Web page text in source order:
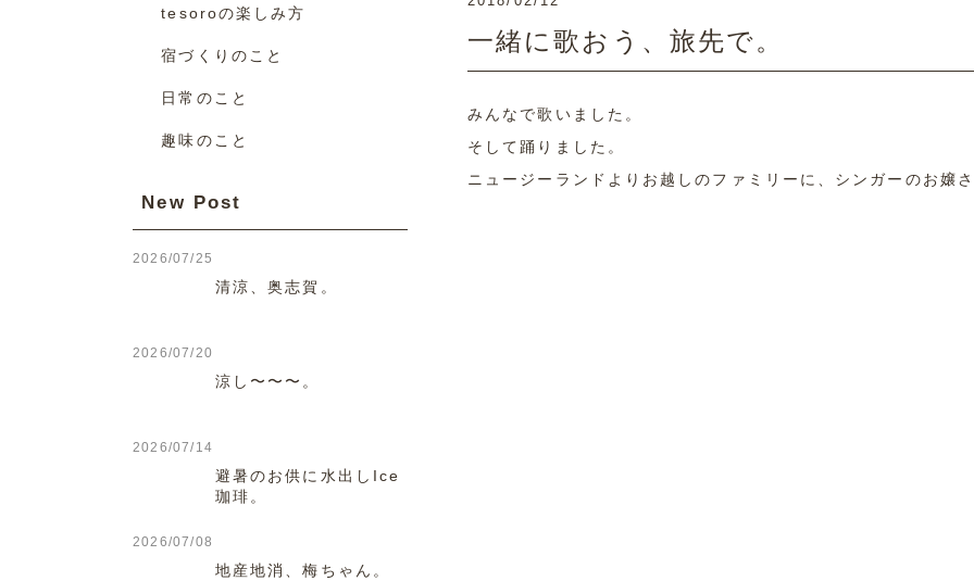
一緒に歌おう、旅先で。
みんなで歌いました。
そして踊りました。
ニュージーランドよりお越しのファミリーに、シンガーのお嬢
tesoroの楽しみ方
宿づくりのこと
日常のこと
趣味のこと
New Post
2026/07/25
清涼、奥志賀。
2026/07/20
涼し〜〜〜。
2026/07/14
避暑のお供に水出しIce
珈琲。
2026/07/08
地産地消、梅ちゃん。